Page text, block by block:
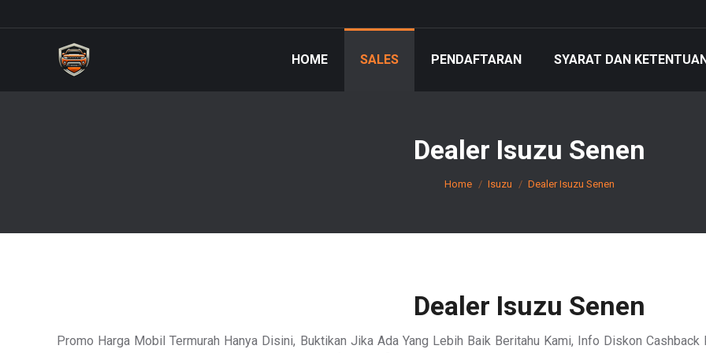
HOME SALES PENDAFTARAN SYARAT DAN
Dealer Isuzu Senen
Home Isuzu Dealer Isuzu Senen
Dealer Isuzu Senen
Promo Harga Mobil Termurah Hanya Disini, Buktikan Jika Ada Yang Lebih Baik Beritahu Kami, Info Diskon